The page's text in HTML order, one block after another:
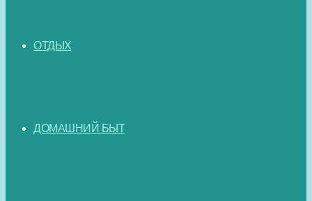
ОТДЫХ
ДОМАШНИЙ БЫТ